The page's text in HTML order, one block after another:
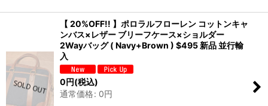
【 20%OFF!! 】ポロラルフローレン コットンキャ
ンバス×レザー ブリーフケース×ショルダー
2Wayバッグ ( Navy+Brown ) $495 新品 並行輸
入
0 円(税込)
通常価格: 0円